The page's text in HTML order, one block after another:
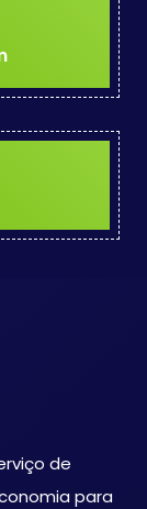
de
para